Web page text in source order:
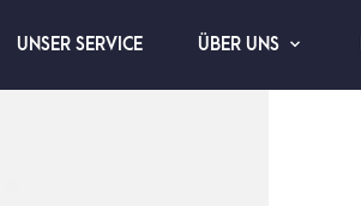
UNSER SERVICE ÜBER UNS